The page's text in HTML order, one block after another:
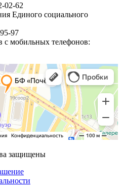
02-62
Единого социального
97
с мобильных телефонов:
защищены